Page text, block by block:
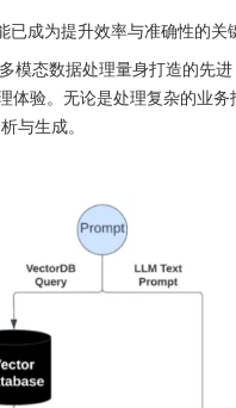
成为提升效率与准确性的关
验。无论是处理复杂的业
与生成。